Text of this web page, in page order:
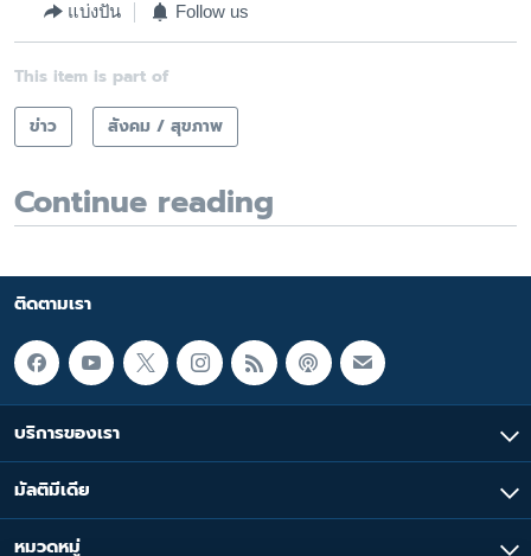
แบ่งปัน Follow us
This item is part of
ข่าว
สังคม / สุขภาพ
Continue reading
ติดตามเรา
บริการของเรา
มัลติมีเดีย
หมวดหมู่